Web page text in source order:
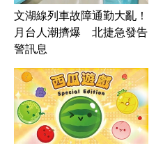
文湖線列車故障通勤大亂！
月台人潮擠爆 北捷急發告
警訊息